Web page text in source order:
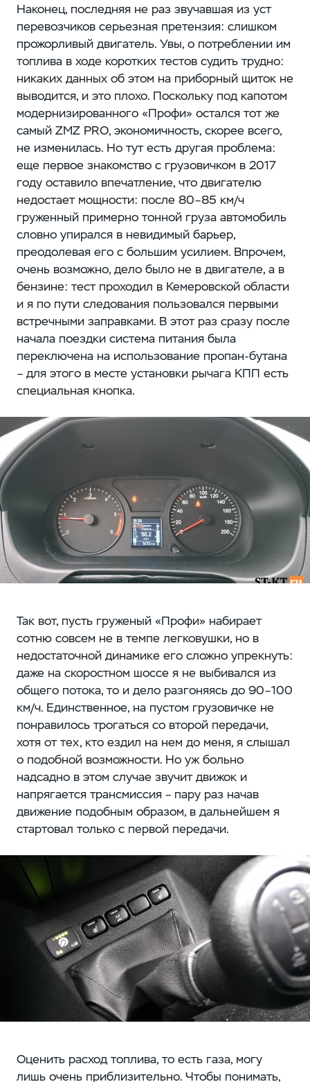
Наконец, последняя не раз звучавшая из уст
перевозчиков серьезная претензия: слишком
прожорливый двигатель. Увы, о потреблении им
топлива в ходе коротких тестов судить трудно:
никаких данных об этом на приборный щиток не
выводится, и это плохо. Поскольку под капотом
модернизированного «Профи» остался тот же
самый ZMZ PRO, экономичность, скорее всего,
не изменилась. Но тут есть другая проблема:
еще первое знакомство с грузовичком в 2017
году оставило впечатление, что двигателю
недостает мощности: после 80–85 км/ч
груженный примерно тонной груза автомобиль
словно упирался в невидимый барьер,
преодолевая его с большим усилием. Впрочем,
очень возможно, дело было не в двигателе, а в
бензине: тест проходил в Кемеровской области
и я по пути следования пользовался первыми
встречными заправками. В этот раз сразу после
начала поездки система питания была
переключена на использование пропан-бутана
– для этого в месте установки рычага КПП есть
специальная кнопка.
Так вот, пусть груженый «Профи» набирает
сотню совсем не в темпе легковушки, но в
недостаточной динамике его сложно упрекнуть:
даже на скоростном шоссе я не выбивался из
общего потока, то и дело разгоняясь до 90–100
км/ч. Единственное, на пустом грузовичке не
понравилось трогаться со второй передачи,
хотя от тех, кто ездил на нем до меня, я слышал
о подобной возможности. Но уж больно
надсадно в этом случае звучит движок и
напрягается трансмиссия – пару раз начав
движение подобным образом, в дальнейшем я
стартовал только с первой передачи.
Оценить расход топлива, то есть газа, могу
лишь очень приблизительно. Чтобы понимать,